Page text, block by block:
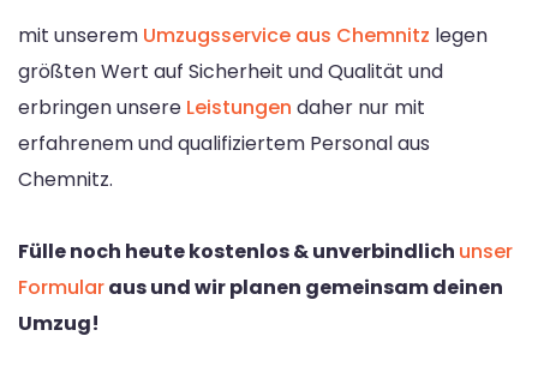
mit unserem Umzugsservice aus Chemnitz legen
größten Wert auf Sicherheit und Qualität und
erbringen unsere Leistungen daher nur mit
erfahrenem und qualifiziertem Personal aus
Chemnitz.
Fülle noch heute kostenlos & unverbindlich unser
Formularaus und wir planen gemeinsam deinen
Umzug!